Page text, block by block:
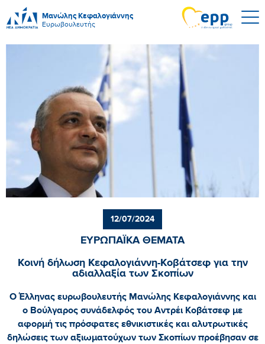
Μανώλης Κεφαλογιάννης
Ευρωβουλευτής
12/07/2024
ΕΥΡΩΠΑΪΚΑ ΘΕΜΑΤΑ
Κοινή δήλωση Κεφαλογιάννη-Κοβάτσεφ για την
αδιαλλαξία των Σκοπίων
Ο Έλληνας ευρωβουλευτής Μανώλης Κεφαλογιάννης και
ο Βούλγαρος συνάδελφός του Αντρέι Κοβάτσεφ με
αφορμή τις πρόσφατες εθνικιστικές και αλυτρωτικές
δηλώσεις των αξιωματούχων των Σκοπίων προέβησαν σε